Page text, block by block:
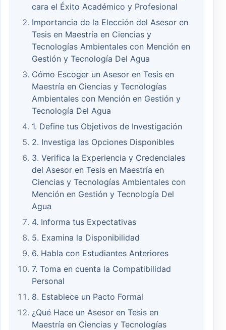
cara el Éxito Académico y Profesional
Importancia de la Elección del Asesor en
Tesis en Maestría en Ciencias y
Tecnologías Ambientales con Mención en
Gestión y Tecnología Del Agua
Cómo Escoger un Asesor en Tesis en
Maestría en Ciencias y Tecnologías
Ambientales con Mención en Gestión y
Tecnología Del Agua
1. Define tus Objetivos de Investigación
2. Investiga las Opciones Disponibles
3. Verifica la Experiencia y Credenciales
del Asesor en Tesis en Maestría en
Ciencias y Tecnologías Ambientales con
Mención en Gestión y Tecnología Del
Agua
4. Informa tus Expectativas
5. Examina la Disponibilidad
6. Habla con Estudiantes Anteriores
7. Toma en cuenta la Compatibilidad
Personal
8. Establece un Pacto Formal
¿Qué Hace un Asesor en Tesis en
Maestría en Ciencias y Tecnologías